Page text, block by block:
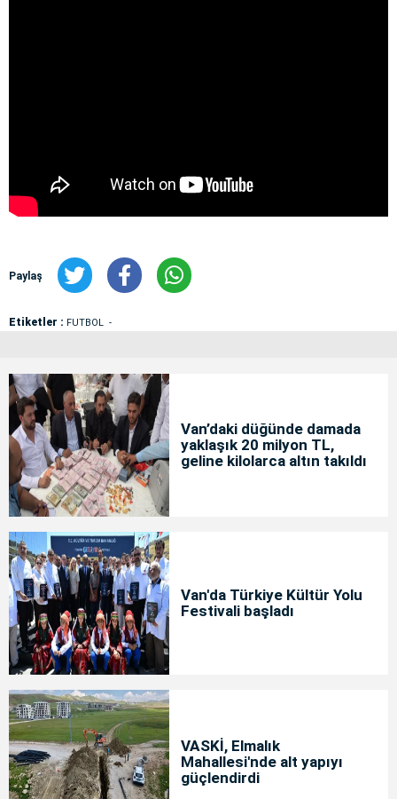
Paylaş
Etiketler : FUTBOL
Van’daki düğünde damada
yaklaşık 20 milyon TL,
geline kilolarca altın takıldı
Van'da Türkiye Kültür Yolu
Festivali başladı
VASKİ, Elmalık
Mahallesi'nde alt yapıyı
güçlendirdi